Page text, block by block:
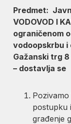
Predmet:
VODOVOD I
ograničenom
vodoopskrbu i
Gažanski trg 8
– dostavlja se
postupku
građenje